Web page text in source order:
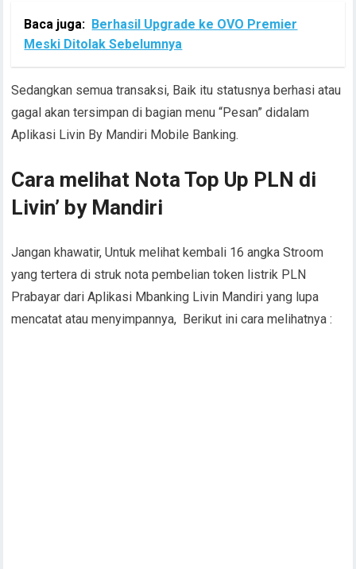
Baca juga: Berhasil Upgrade ke OVO Premier
Meski Ditolak Sebelumnya
Sedangkan semua transaksi, Baik itu statusnya berhasi atau
gagal akan tersimpan di bagian menu “Pesan” didalam
Aplikasi Livin By Mandiri Mobile Banking.
Cara melihat Nota Top Up PLN di
Livin’ by Mandiri
Jangan khawatir, Untuk melihat kembali 16 angka Stroom
yang tertera di struk nota pembelian token listrik PLN
Prabayar dari Aplikasi Mbanking Livin Mandiri yang lupa
mencatat atau menyimpannya, Berikut ini cara melihatnya :